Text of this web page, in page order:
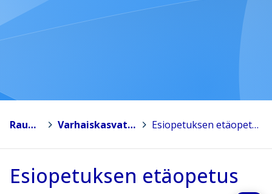
Rauma > Varhaiskasvatus > Esiopetuksen etäopetus
Esiopetuksen etäopetus